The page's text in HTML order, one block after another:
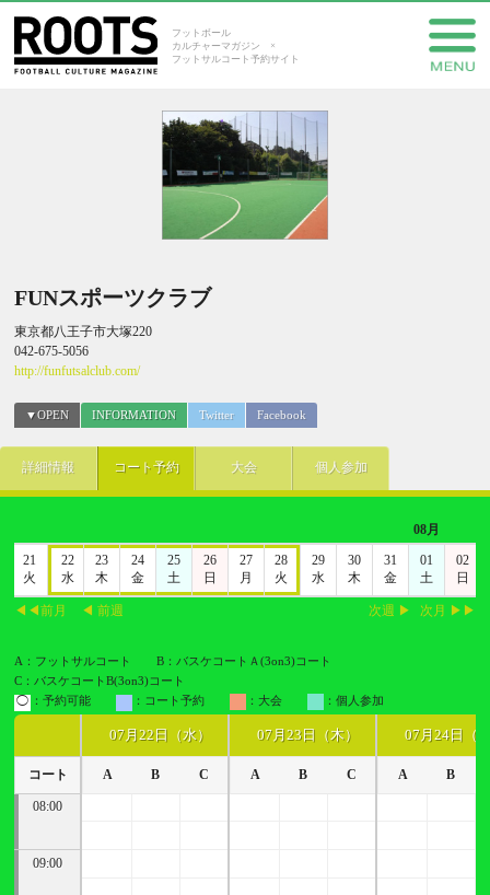
フットボール
カルチャーマガジン ×
フットサルコート予約サイト
FUNスポーツクラブ
東京都八王子市大塚220
042-675-5056
http://funfutsalclub.com/
▼OPEN INFORMATION Twitter Facebook
詳細情報 コート予約 大会 個人参加
08月
21
火
22
水
23
木
24
金
25
土
26
日
27
月
28
火
29
水
30
木
31
金
01
土
02
日
◀◀前月 ◀ 前週 次週 ▶ 次月 ▶▶
A：フットサルコート
B：バスケコートＡ(3on3)コート
C：バスケコートB(3on3)コート
◯ ：予約可能 ：コート予約 ：大会 ：個人参加
コート
07月22日（水）
A B C
07月23日（木）
A B C
07月24日（
A B
08:00
09:00